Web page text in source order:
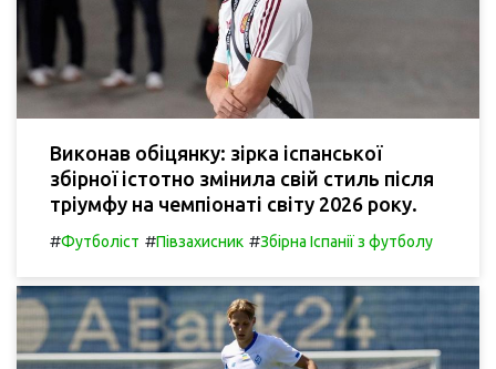
Виконав обіцянку: зірка іспанської
збірної істотно змінила свій стиль після
тріумфу на чемпіонаті світу 2026 року.
#Футболіст #Півзахисник #Збірна Іспанії з футболу